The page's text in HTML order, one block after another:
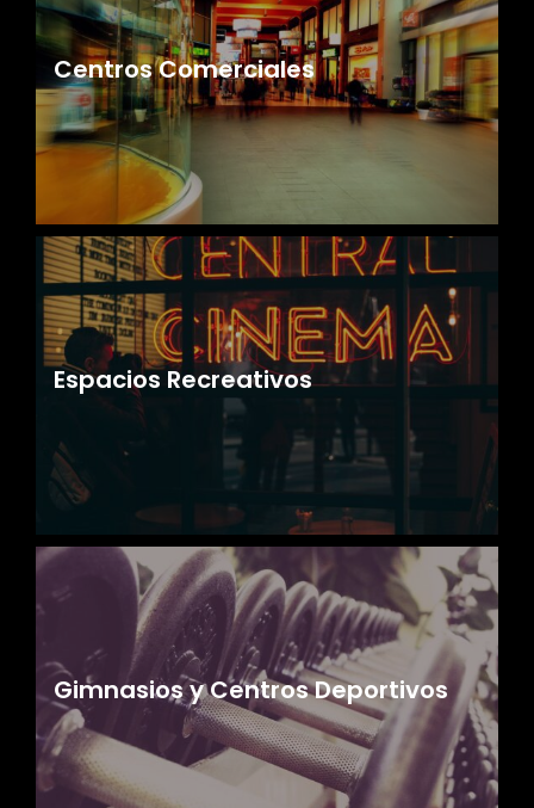
Centros Comerciales
Espacios Recreativos
Gimnasios y Centros Deportivos